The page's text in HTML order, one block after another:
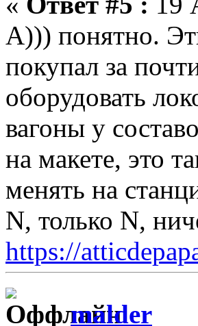
А))) понятно.
покупал за
оборудовать
вагоны у
на макете, это
менять на
N, только N,
https://
malder